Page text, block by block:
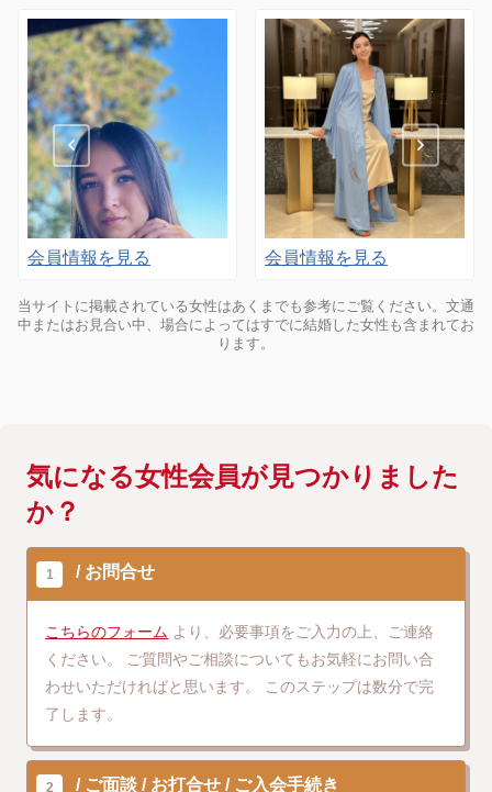
会員情報を見る 会員情報を見る
当サイトに掲載されている女性はあくまでも参考にご覧ください。文通
中またはお見合い中、場合によってはすでに結婚した女性も含まれてお
ります。
気になる女性会員が見つかりました
か？
1 お問合せ
こちらのフォーム より、必要事項をご入力の上、ご連絡
ください。
ご質問やご相談についてもお気軽にお問い合
わせいただければと思います。
このステップは数分で完
了します。
2 ご面談 お打合せ ご入会手続き